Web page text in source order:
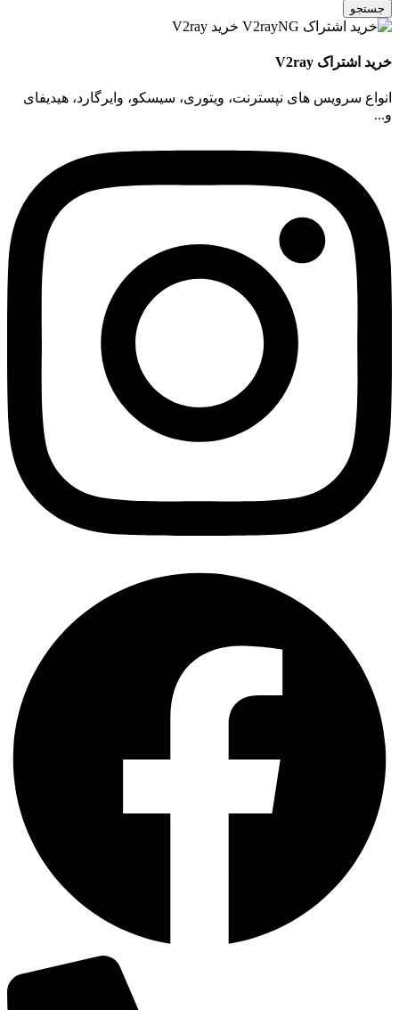
جستجو
خرید اشتراک V2ray
انواع سرویس های نپسترنت، ویتوری، سیسکو، وایرگارد، هیدیفای
و...